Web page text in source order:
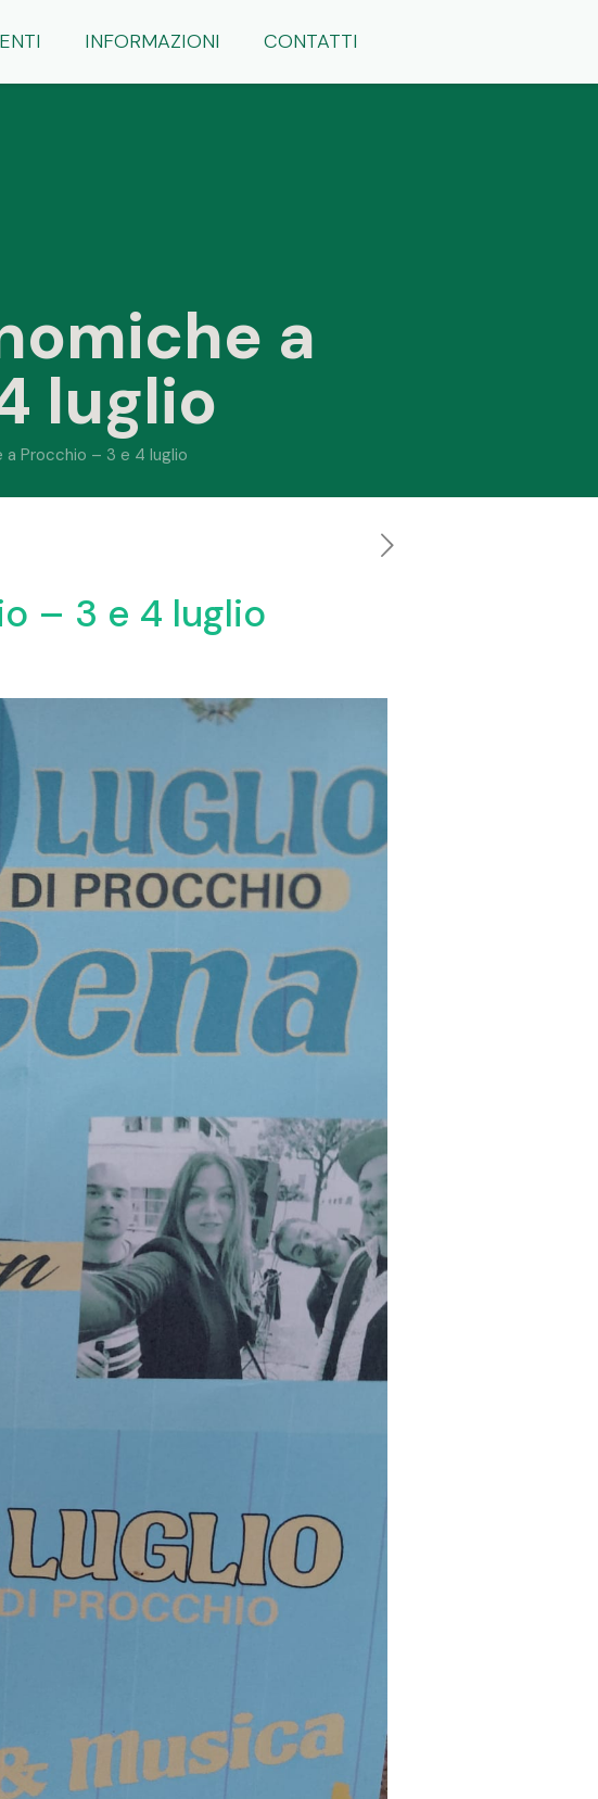
INFORMAZIONI CONTATTI
a
luglio
Procchio – 3 e 4 luglio
– 3 e 4 luglio